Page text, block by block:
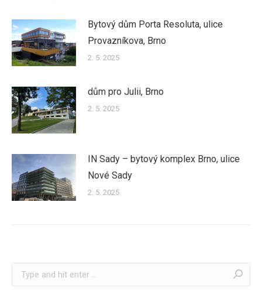
Bytový dům Porta Resoluta, ulice
Provazníkova, Brno
2. 5. 2025
dům pro Julii, Brno
2. 5. 2025
IN Sady – bytový komplex Brno, ulice
Nové Sady
2. 5. 2025
Search: